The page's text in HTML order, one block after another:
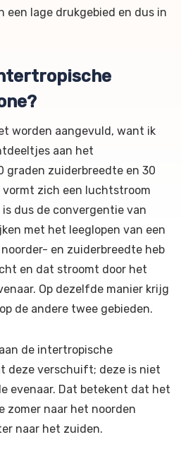
lage drukgebied en dus in
worden aangevuld, want ik
aan het
graden zuiderbreedte en 30
zich een luchtstroom
dus de convergentie van
met het leeglopen van een
en zuiderbreedte heb
en dat stroomt door het
Op dezelfde manier krijg
de andere twee gebieden.
de intertropische
deze verschuift; deze is niet
evenaar. Dat betekent dat het
zomer naar het noorden
naar het zuiden.